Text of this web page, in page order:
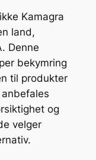
Kamagra
land,
Denne
bekymring
til produkter
og
velger